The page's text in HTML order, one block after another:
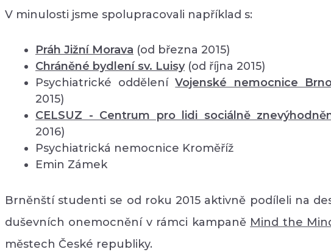
V minulosti jsme spolupracovali například s:
Práh Jižní Morava (od března 2015)
Chráněné bydlení sv. Luisy (od října 2015)
Psychiatrické odděleníVojenské nemocnice
2015)
CELSUZ - Centrum pro lidi sociálně
2016)
Psychiatrická nemocnice Kroměříž
Emin Zámek
Brněnští studenti se od roku 2015 aktivně podíleli na
duševních onemocnění v rámci kampaně Mind the
městech České republiky.